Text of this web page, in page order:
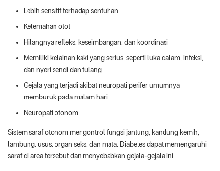
Lebih sensitif terhadap sentuhan
Kelemahan otot
Hilangnya refleks, keseimbangan, dan koordinasi
Memiliki kelainan kaki yang serius, seperti luka dalam, infeksi,
dan nyeri sendi dan tulang
Gejala yang terjadi akibat neuropati perifer umumnya
memburuk pada malam hari
Neuropati otonom
Sistem saraf otonom mengontrol fungsi jantung, kandung kemih,
lambung, usus, organ seks, dan mata. Diabetes dapat memengaruhi
saraf di area tersebut dan menyebabkan gejala-gejala ini: